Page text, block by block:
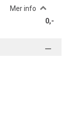
Mer info
0,-